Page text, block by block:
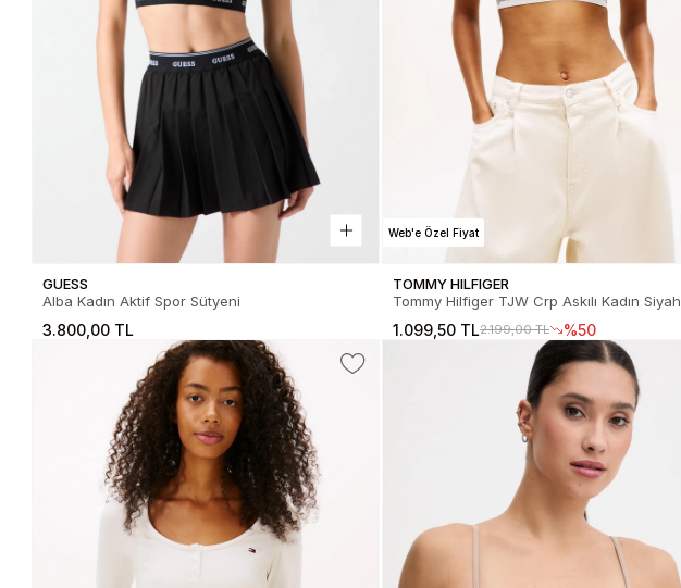
GUESS
Alba Kadın Aktif Spor Sütyeni
3.800,00 TL
Web'e Özel Fiyat
TOMMY HILFIGER
Tommy Hilfiger TJW Crp Askılı Kadın Siyah
1.099,50 TL2.199,00 TL %50